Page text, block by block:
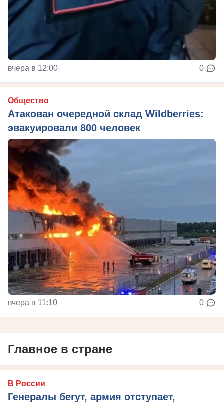
вчера в 12:00 0
Общество
Атакован очередной склад Wildberries:
эвакуировали 800 человек
вчера в 11:10 0
Главное в стране
В России
Генералы бегут, армия отступает,